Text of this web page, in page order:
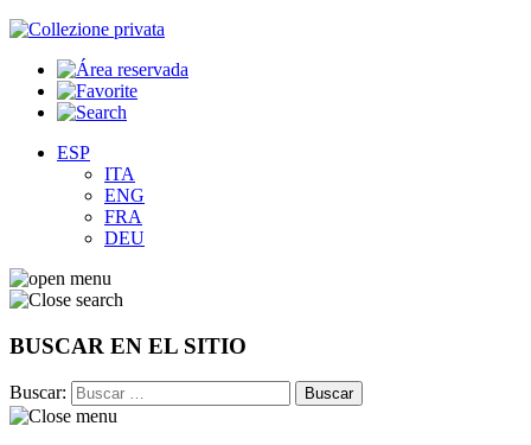
ESP
ITA
ENG
FRA
DEU
BUSCAR EN EL SITIO
Buscar: